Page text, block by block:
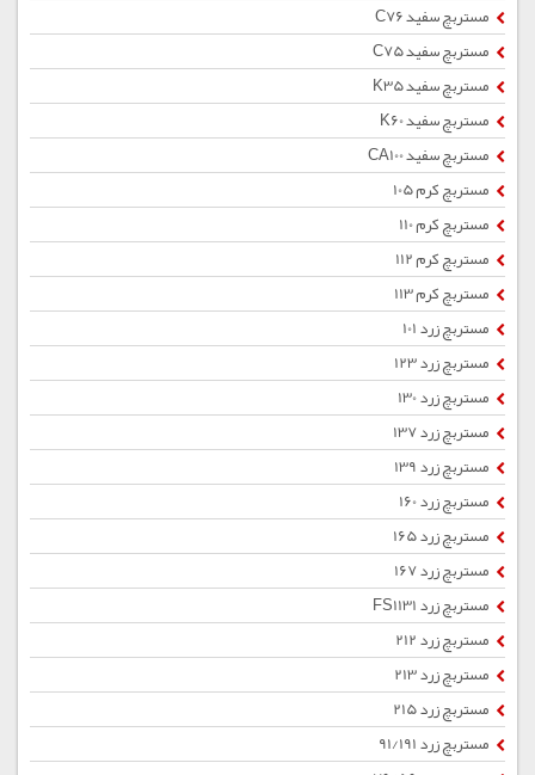
مستربچ سفید C76
مستربچ سفید C75
مستربچ سفید K35
مستربچ سفید K60
مستربچ سفید CA100
مستربچ کرم 105
مستربچ کرم 110
مستربچ کرم 112
مستربچ کرم 113
مستربچ زرد 101
مستربچ زرد 123
مستربچ زرد 130
مستربچ زرد 137
مستربچ زرد 139
مستربچ زرد 160
مستربچ زرد 165
مستربچ زرد 167
مستربچ زرد FS1131
مستربچ زرد 212
مستربچ زرد 213
مستربچ زرد 215
مستربچ زرد 91/191